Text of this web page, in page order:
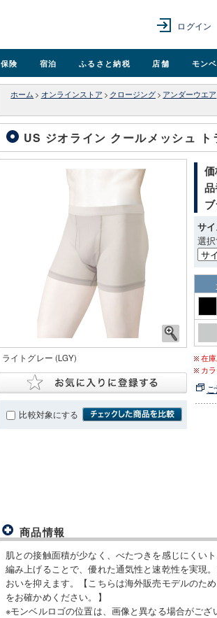
ログイン
保険 宿泊 ふるさと納税 店舗 モン
ホーム > オンラインストア > クロージング > アンダーウエア
US ジオライン クールメッシュ
ライトグレー (LGY)
比較対象にする
サ
選
在
カ
商品情報
肌との接触面積が少なく、べたつきを感じにくい
編み上げることで、優れた通気性と速乾性を実現
おいを抑えます。【こちらは海外販売モデルのた
をお確かめください。】
※モンベルロゴの位置は、画像と異なる場合がござ